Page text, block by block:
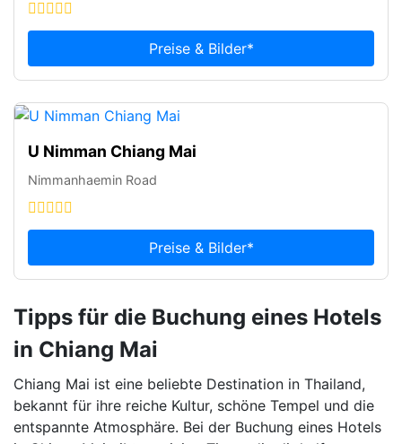
Preise & Bilder*
U Nimman Chiang Mai
Nimmanhaemin Road
Preise & Bilder*
Tipps für die Buchung eines Hotels
in Chiang Mai
Chiang Mai ist eine beliebte Destination in Thailand,
bekannt für ihre reiche Kultur, schöne Tempel und die
entspannte Atmosphäre. Bei der Buchung eines Hotels